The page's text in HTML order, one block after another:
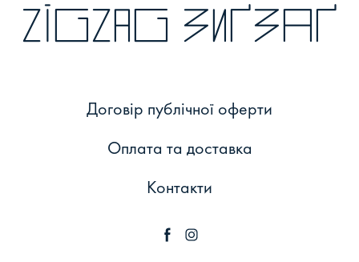
zigzag зиґзаґ
Договір публічної оферти
Оплата та доставка
Контакти